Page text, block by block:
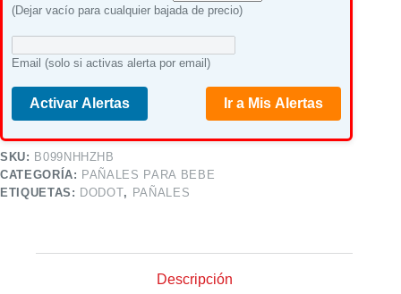
(Dejar vacío para cualquier bajada de precio)
Email (solo si activas alerta por email)
Activar Alertas Ir a Mis Alertas
SKU: B099NHHZHB
CATEGORÍA: PAÑALES PARA BEBE
ETIQUETAS: DODOT, PAÑALES
Descripción